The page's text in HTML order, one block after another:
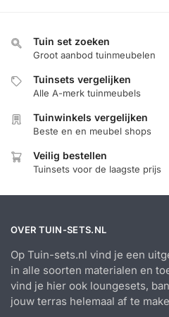
Tuin set zoeken
Groot aanbod tuinmeubelen
Tuinsets vergelijken
Alle A-merk tuinmeubels
Tuinwinkels vergelijken
Beste en en meubel shops
Veilig bestellen
Tuinsets voor de laagste prijs
OVER TUIN-SETS.NL
Op Tuin-sets.nl vind je een
in alle soorten materialen en
vind je hier ook loungesets,
jouw terras helemaal af te